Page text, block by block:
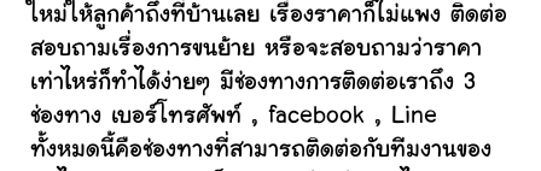
ใหม่ให้ลูกค้าถึงที่บ้านเลย เรื่องราคาก็ไม่แพง ติดต่อ
สอบถามเรื่องการขนย้าย หรือจะสอบถามว่าราคา
เท่าไหร่ก็ทำได้ง่ายๆ มีช่องทางการติดต่อเราถึง 3
ช่องทาง เบอร์โทรศัพท์ , facebook , Line
ทั้งหมดนี้คือช่องทางที่สามารถติดต่อกับทีมงานของ